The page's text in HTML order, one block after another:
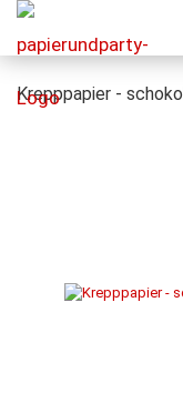
Krepppapier -